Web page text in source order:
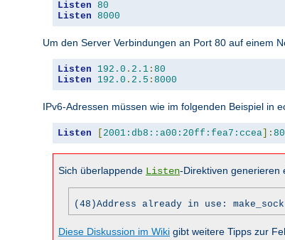
Listen 80
Listen 8000
Um den Server Verbindungen an Port 80 auf einem
Listen 192.0 . 2.1 : 80
Listen
192.0 . 2.5 : 8000
IPv6-Adressen müssen wie im folgenden Beispiel in
Listen [ 2001:db8::a00:20ff:fea7:ccea]: 80
Sich überlappende Listen-Direktiven generieren
(48)Address already in use:
Diese Diskussion im Wiki gibt weitere Tipps zur